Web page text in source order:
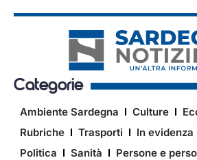
Categorie
Ambiente Sardegna Culture
Rubriche
Trasporti In evidenza
Politica
Sanità
Persone e